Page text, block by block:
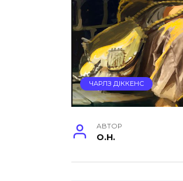
ЧАРЛЗ ДІККЕНС
АВТОР
O.H.